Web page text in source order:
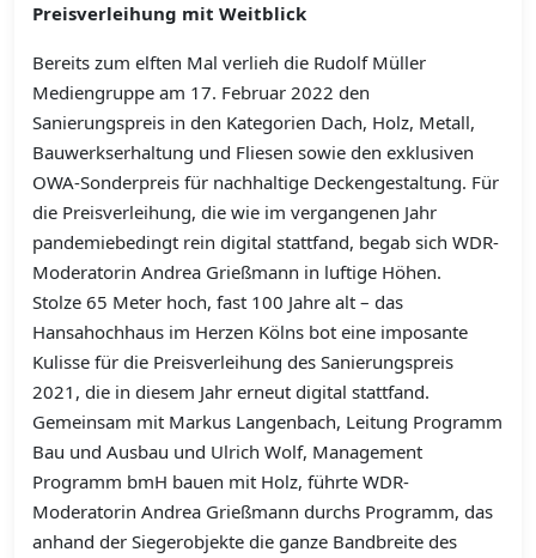
Preisverleihung mit Weitblick
Bereits zum elften Mal verlieh die Rudolf Müller
Mediengruppe am 17. Februar 2022 den
Sanierungspreis in den Kategorien Dach, Holz, Metall,
Bauwerkserhaltung und Fliesen sowie den exklusiven
OWA-Sonderpreis für nachhaltige Deckengestaltung. Für
die Preisverleihung, die wie im vergangenen Jahr
pandemiebedingt rein digital stattfand, begab sich WDR-
Moderatorin Andrea Grießmann in luftige Höhen.
Stolze 65 Meter hoch, fast 100 Jahre alt – das
Hansahochhaus im Herzen Kölns bot eine imposante
Kulisse für die Preisverleihung des Sanierungspreis
2021, die in diesem Jahr erneut digital stattfand.
Gemeinsam mit Markus Langenbach, Leitung Programm
Bau und Ausbau und Ulrich Wolf, Management
Programm bmH bauen mit Holz, führte WDR-
Moderatorin Andrea Grießmann durchs Programm, das
anhand der Siegerobjekte die ganze Bandbreite des